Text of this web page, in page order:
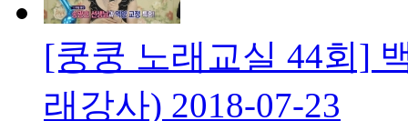
[쿵쿵 노래교실 44회]
래강사) 2018-07-23